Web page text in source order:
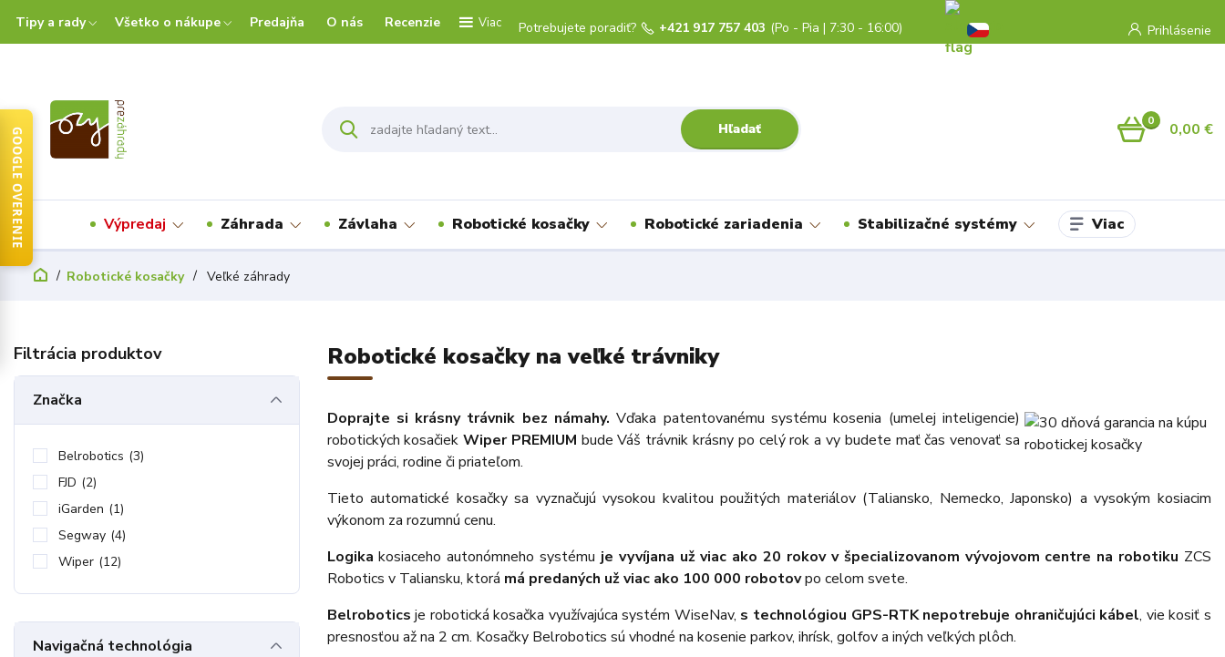
Tipy a rady Všetko o nákupe Predajňa O nás Recenzie Viac Prihlásenie
Hľadať
Potrebujete poradiť? +421 917 757 403 (Po - Pia | 7:30 - 16:00)
0 0,00 €
Výpredaj Záhrada Závlaha Robotické kosačky Robotické zariadenia Stabilizačné systémy Viac
Robotické kosačky Veľké záhrady
Robotické kosačky na veľké trávniky
Doprajte si krásny trávnik bez námahy. Vďaka patentovanému systému kosenia (umelej inteligencie)
robotických kosačiekWiper PREMIUM bude Váš trávnik krásny po celý rok a vy budete mať čas venovať sa
svojej práci, rodine či priateľom.
Tieto automatické kosačky sa vyznačujú vysokou kvalitou použitých materiálov (Taliansko, Nemecko, Japonsko) a vysokým kosiacim
výkonom za rozumnú cenu.
Logika kosiaceho autonómneho systému je vyvíjana už viac ako 20 rokov v špecializovanom vývojovom centre na robotiku ZCS
Robotics v Taliansku, ktorá má predaných už viac ako 100 000 robotovpo celom svete.
Belrobotics je robotická kosačka využívajúca systém WiseNav, s technológiou GPS-RTK nepotrebuje ohraničujúci kábel, vie kosiť s
presnosťou až na 2 cm. Kosačky Belrobotics sú vhodné na kosenie parkov, ihrísk, golfov a iných veľkých plôch.
Značka
Belrobotics (3)
FJD (2)
iGarden (1)
Segway (4)
Wiper (12)
Navigačná technológia
GOOGLE OVERENIE